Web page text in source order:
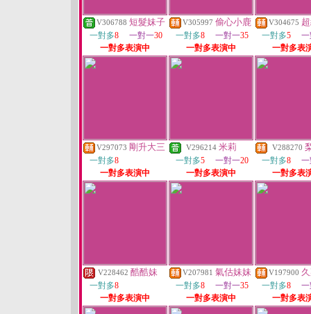
V306788 短髮妹子
一對多8 一對一30
一對多表演中
V305997 偷心小鹿
一對多8 一對一35
一對多表演中
V304675
一對多5
一對多表
V297073 剛升大三
一對多8
一對多表演中
V296214 米莉
一對多5 一對一20
一對多表演中
V288270
一對多8
一對多表
V228462 酷酷妹
一對多8
一對多表演中
V207981 氣估妹妹
一對多8 一對一35
一對多表演中
V197900
一對多8
一對多表